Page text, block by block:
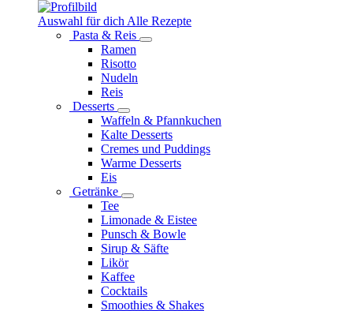
Auswahl für dich Alle Rezepte
Pasta & Reis
Ramen
Risotto
Nudeln
Reis
Desserts
Waffeln & Pfannkuchen
Kalte Desserts
Cremes und Puddings
Warme Desserts
Eis
Getränke
Tee
Limonade & Eistee
Punsch & Bowle
Sirup & Säfte
Likör
Kaffee
Cocktails
Smoothies & Shakes